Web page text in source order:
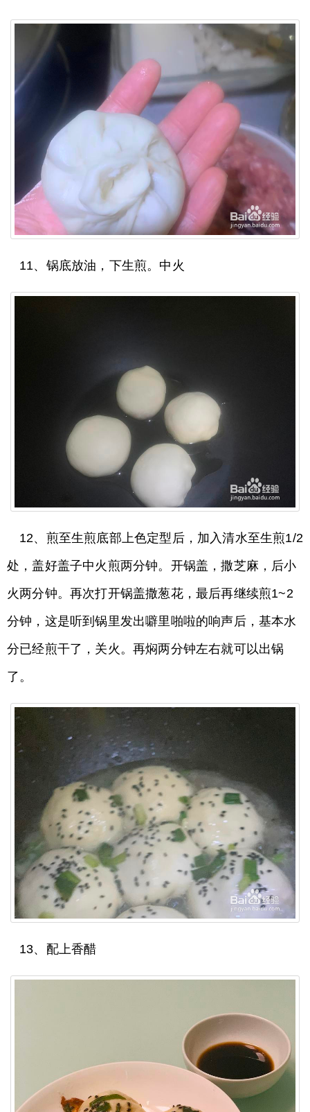
11、锅底放油，下生煎。中火
12、煎至生煎底部上色定型后，加入清水至生煎1/2
处，盖好盖子中火煎两分钟。开锅盖，撒芝麻，后小
火两分钟。再次打开锅盖撒葱花，最后再继续煎1~2
分钟，这是听到锅里发出噼里啪啦的响声后，基本水
分已经煎干了，关火。再焖两分钟左右就可以出锅
了。
13、配上香醋